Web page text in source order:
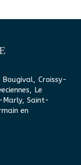
Croissy-
Le
Marly, Saint-
en